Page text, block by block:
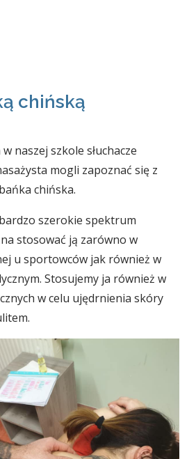
chińską
naszej szkole słuchacze
mogli zapoznać się z
chińska.
szerokie spektrum
stosować ją zarówno w
u sportowców jak również w
Stosujemy ja również w
w celu ujędrnienia skóry